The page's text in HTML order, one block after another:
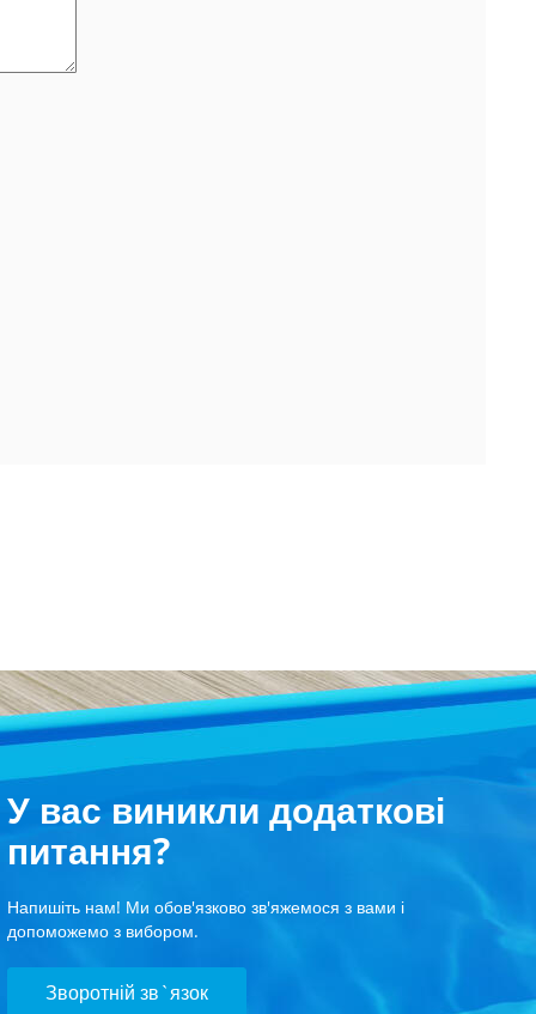
У вас виникли додаткові
питання?
Напишіть нам! Ми обов'язково зв'яжемося з вами і
допоможемо з вибором.
Зворотній зв`язок